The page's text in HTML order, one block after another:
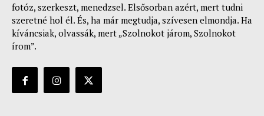
fotóz, szerkeszt, menedzsel. Elsősorban azért, mert tudni
szeretné hol él. És, ha már megtudja, szívesen elmondja. Ha
kíváncsiak, olvassák, mert „Szolnokot járom, Szolnokot
írom”.